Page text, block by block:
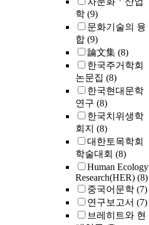
학 (9)
문화기술의 융
합 (9)
論文集 (8)
한국주거학회
논문집 (8)
한국현대문학
연구 (8)
한국치위생학
회지 (8)
대한토목학회
학술대회 (8)
Human Ecology
Research(HER) (8)
중국어문학 (7)
연구보고서 (7)
브레히트와 현